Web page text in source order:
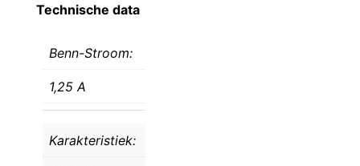
Technische data
Benn-Stroom:
1,25 A
Karakteristiek: